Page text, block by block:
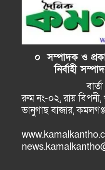
০ সম্পাদক ও
নির্বাহী
বার্তা ও
রুম নং-০২, রায়
ভানুগাছ
ওয়েব